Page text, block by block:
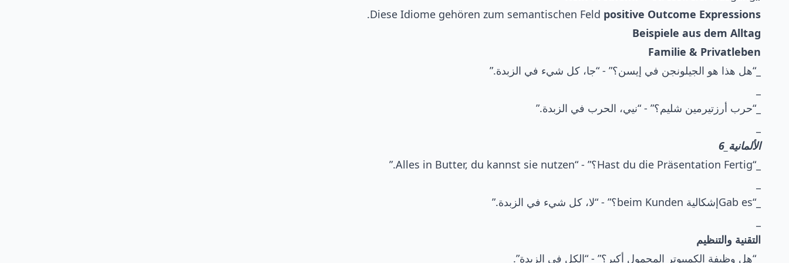
Diese Idiome gehören zum semantischen Feld positive Outcome Expressions
.
Beispiele aus dem Alltag
Familie & Privatleben
_“هل هذا هو الجيلونجن في إيسن؟” - “جا، كل شيء في الزبدة.”
_“حرب أرزتيرمين شليم؟” - “نيي، الحرب في الزبدة.”
الألمانية_6
_“Hast du die Präsentation Fertig؟” - “Alles in Butter, du kannst sie nutzen.”
_“Gab esإشكالية beim Kunden؟” - “لا، كل شيء في الزبدة.”
التقنية والتنظيم
_“هل وظيفة الكمبيوتر المحمول أكبر؟” - “الكل في الزبدة”.